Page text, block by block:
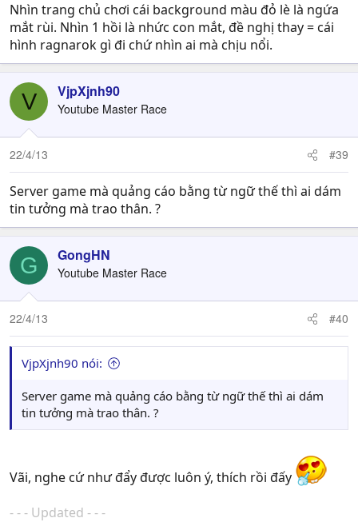
Nhìn trang chủ chơi cái background màu đỏ lè là ngứa
mắt rùi. Nhìn 1 hồi là nhức con mắt, đề nghị thay = cái
hình ragnarok gì đi chứ nhìn ai mà chịu nổi.
V VjpXjnh90
Youtube Master Race
22/4/13 #39
Server game mà quảng cáo bằng từ ngữ thế thì ai dám
tin tưởng mà trao thân. ?
G GongHN
Youtube Master Race
22/4/13 #40
VjpXjnh90 nói:
Server game mà quảng cáo bằng từ ngữ thế thì ai dám
tin tưởng mà trao thân. ?
Vãi, nghe cứ như đẩy được luôn ý, thích rồi đấy
- - - Updated - - -